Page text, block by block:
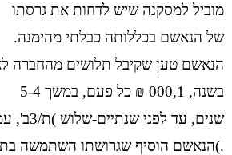
מוביל למסקנה שיש לדחות את גרסתו
של הנאשם בכללותה כבלתי מהימנה.
הנאשם טען שקיבל תלושים מהחברה
בשנה, 000,1 ₪ כל פעם, במשך 5-4
.)הנאשם הוסיף שגרושתו השתמשה